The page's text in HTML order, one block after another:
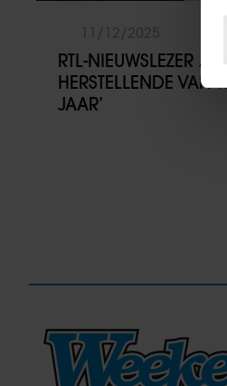
RTL-NIEUWSLEZER
HERSTELLENDE VAN
JAAR’